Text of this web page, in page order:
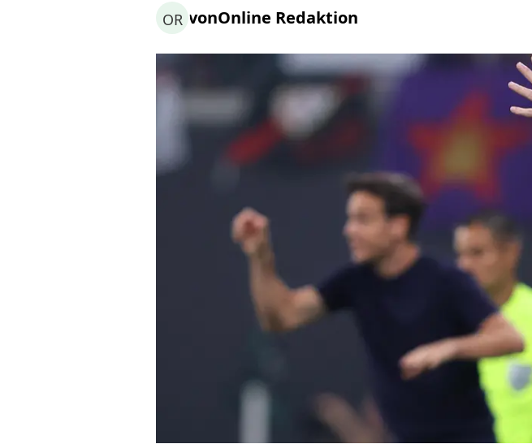
OR vonOnline Redaktion